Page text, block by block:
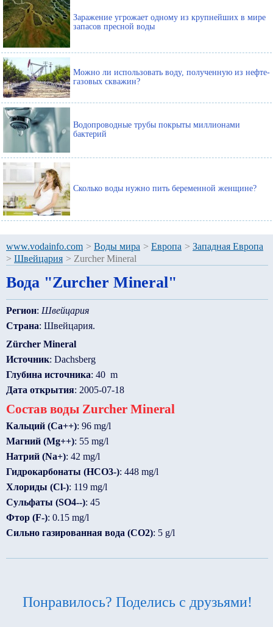
Заражение угрожает одному из крупнейших в мире
запасов пресной воды
Можно ли использовать воду, полученную из нефте-
газовых скважин?
Водопроводные трубы покрыты миллионами
бактерий
Сколько воды нужно пить беременной женщине?
www.vodainfo.com > Воды мира > Европа > Западная Европа
> Швейцария > Zurcher Mineral
Вода "Zurcher Mineral"
Регион: Швейцария
Страна: Швейцария.
Zürcher Mineral
Источник: Dachsberg
Глубина источника: 40 m
Дата открытия: 2005-07-18
Состав воды Zurcher Mineral
Кальций (Ca++): 96 mg/l
Магний (Mg++): 55 mg/l
Натрий (Na+): 42 mg/l
Гидрокарбонаты (HCO3-): 448 mg/l
Хлориды (Cl-): 119 mg/l
Сульфаты (SO4--): 45
Фтор (F-): 0.15 mg/l
Сильно газированная вода (CO2): 5 g/l
Понравилось? Поделись с друзьями!